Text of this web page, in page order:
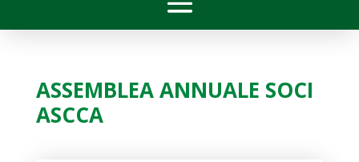
ASSEMBLEA ANNUALE SOCI
ASCCA